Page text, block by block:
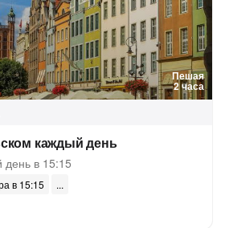
Пешая
2 часа
каждый день
день в 15:15
в 15:15